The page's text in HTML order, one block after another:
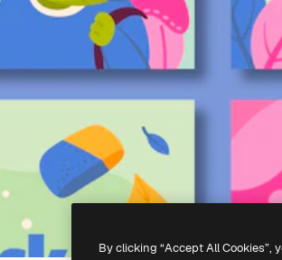
By clicking “Accept All Cookies”,